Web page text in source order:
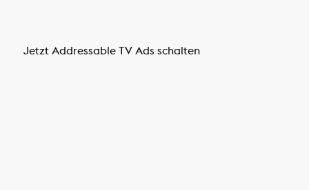
Jetzt Addressable TV Ads schalten